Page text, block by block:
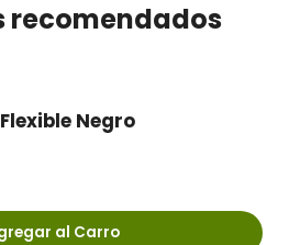
recomendados
Negro
al Carro